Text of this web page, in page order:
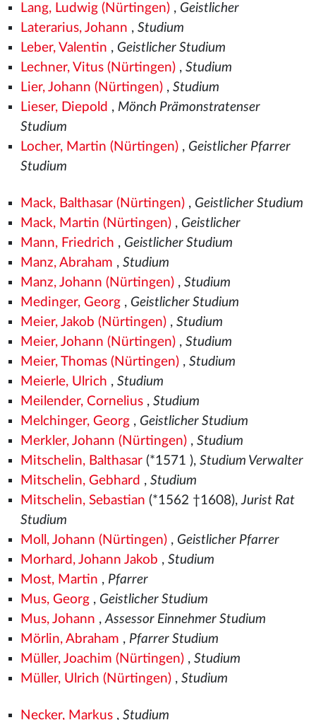
Lang, Ludwig (Nürtingen), Geistlicher
Laterarius, Johann , Studium
Leber, Valentin , Geistlicher Studium
Lechner, Vitus (Nürtingen), Studium
Lier, Johann (Nürtingen), Studium
Lieser, Diepold , Mönch Prämonstratenser
Studium
Locher, Martin (Nürtingen), Geistlicher Pfarrer
Studium
Mack, Balthasar (Nürtingen), Geistlicher Studium
Mack, Martin (Nürtingen), Geistlicher
Mann, Friedrich , Geistlicher Studium
Manz, Abraham , Studium
Manz, Johann (Nürtingen), Studium
Medinger, Georg, Geistlicher Studium
Meier, Jakob (Nürtingen), Studium
Meier, Johann (Nürtingen), Studium
Meier, Thomas (Nürtingen), Studium
Meierle, Ulrich , Studium
Meilender, Cornelius, Studium
Melchinger, Georg, Geistlicher Studium
Merkler, Johann (Nürtingen), Studium
Mitschelin, Balthasar(*1571 ), Studium Verwalter
Mitschelin, Gebhard , Studium
Mitschelin, Sebastian (*1562 †1608),Jurist Rat
Studium
Moll, Johann (Nürtingen), Geistlicher Pfarrer
Morhard, Johann Jakob , Studium
Most, Martin , Pfarrer
Mus, Georg, Geistlicher Studium
Mus, Johann ,Assessor Einnehmer Studium
Mörlin, Abraham , Pfarrer Studium
Müller, Joachim (Nürtingen), Studium
Müller, Ulrich (Nürtingen), Studium
Necker, Markus, Studium